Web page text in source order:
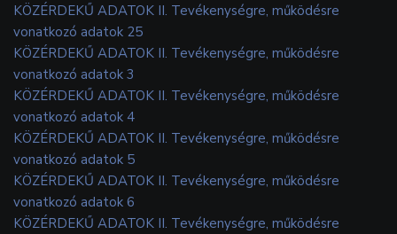
KÖZÉRDEKŰ ADATOK II. Tevékenységre, működésre
vonatkozó adatok 25
KÖZÉRDEKŰ ADATOK II. Tevékenységre, működésre
vonatkozó adatok 3
KÖZÉRDEKŰ ADATOK II. Tevékenységre, működésre
vonatkozó adatok 4
KÖZÉRDEKŰ ADATOK II. Tevékenységre, működésre
vonatkozó adatok 5
KÖZÉRDEKŰ ADATOK II. Tevékenységre, működésre
vonatkozó adatok 6
KÖZÉRDEKŰ ADATOK II. Tevékenységre, működésre